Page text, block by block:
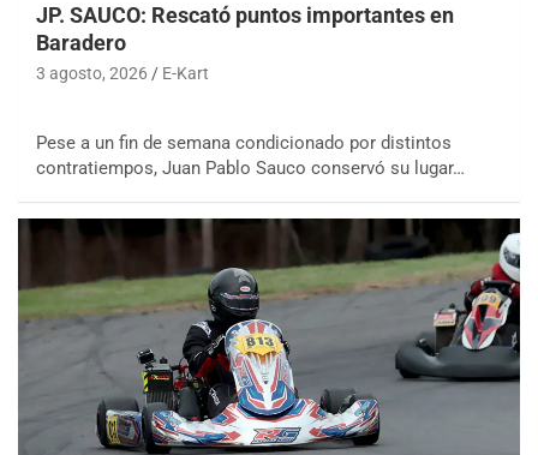
JP. SAUCO: Rescató puntos importantes en
Baradero
3 agosto, 2026 E-Kart
Pese a un fin de semana condicionado por distintos
contratiempos, Juan Pablo Sauco conservó su lugar…